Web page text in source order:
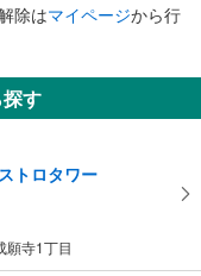
除はマイページから行
す
トロタワー
願寺1丁目